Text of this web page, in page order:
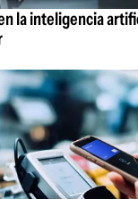
la inteligencia